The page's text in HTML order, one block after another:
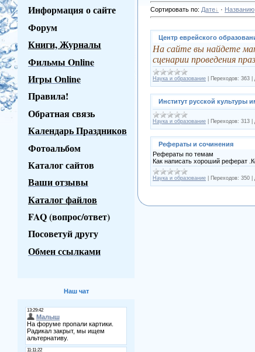
Информация о сайте
Форум
Книги, Журналы
Фильмы Online
Игры Online
Правила!
Обратная связь
Календарь Праздников
Фотоальбом
Каталог сайтов
Ваши отзывы
Каталог файлов
FAQ (вопрос/ответ)
Посоветуй другу
Обмен ссылками
Наш чат
Сортировать по: Дате · Названию
Центр еврейского
На сайте вы найдете
сценарии проведения
Наука и образование Переходов: 363
Институт русской культуры
Наука и образование Переходов: 313
Рефераты и сочинения
Рефераты по темам
Как написать хороший реферат
Наука и образование Переходов: 350